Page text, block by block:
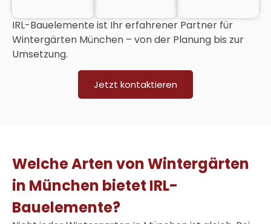
IRL-Bauelemente ist Ihr erfahrener Partner für
Wintergärten München – von der Planung bis zur
Umsetzung.
Jetzt kontaktieren
Welche Arten von Wintergärten
in München bietet IRL-
Bauelemente?